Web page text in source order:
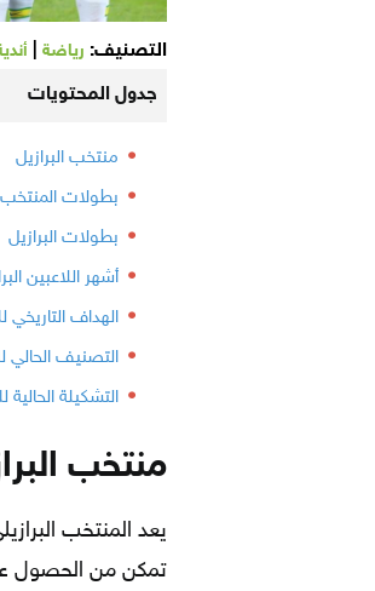
التصنيف: رياضة
جدول المحتويات
منتخب البرازيل
بطولات المنتخب
بطولات البرازيل
أشهر اللاعبين
الهداف التاريخي
التصنيف الحالي
التشكيلة الحالية
منتخب
يعد المنتخب
تمكن من الحصول